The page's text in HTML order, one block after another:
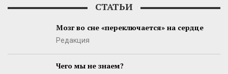
СТАТЬИ
Мозг во сне «переключается» на сердце
Редакция
Чего мы не знаем?